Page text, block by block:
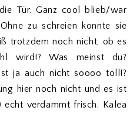
Tür. Ganz cool blieb/war
zu schreien konnte sie
trotzdem noch nicht, ob es
wird!? Was meinst du?
ja auch nicht soooo toll!?
hier noch nicht und es ist
verdammt frisch. Kalea